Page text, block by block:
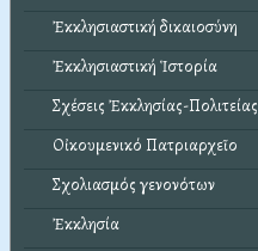
Ἐκκλησιαστική δικαιοσύνη
Ἐκκλησιαστική Ἱστορία
Σχέσεις Ἐκκλησίας-Πολιτείας
Οἰκουμενικό Πατριαρχεῖο
Σχολιασμός γενονότων
Ἐκκλησία